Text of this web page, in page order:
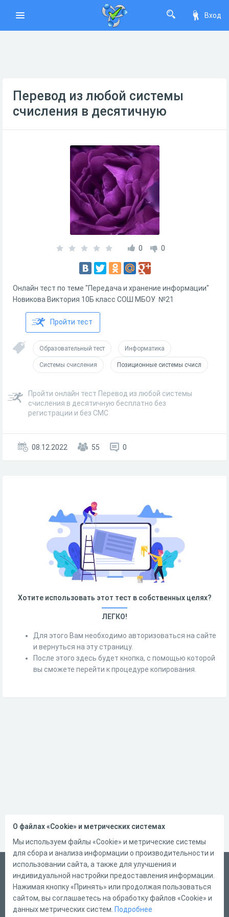
Вход
Перевод из любой системы
счисления в десятичную
0 0
Онлайн тест по теме "Передача и хранение информации"
Новикова Виктория 10Б класс СОШ МБОУ №21
Пройти тест
Образовательный тест Информатика
Системы счисления Позиционные системы счисл
Пройти онлайн тест Перевод из любой системы
счисления в десятичную бесплатно без
регистрации и без СМС
08.12.2022 55 0
Хотите использовать этот тест в собственных целях?
ЛЕГКО!
Для этого Вам необходимо авторизоваться на сайте
и вернуться на эту страницу.
После этого здесь будет кнопка, с помощью которой
вы сможете перейти к процедуре копирования.
Русский
Справка
Форма обратной связи
О файлах «Cookie» и метрических системах
Мы используем файлы «Cookie» и метрические системы
для сбора и анализа информации о производительности и
использовании сайта, а также для улучшения и
индивидуальной настройки предоставления информации.
Нажимая кнопку «Принять» или продолжая пользоваться
сайтом, вы соглашаетесь на обработку файлов «Cookie» и
данных метрических систем. Подробнее